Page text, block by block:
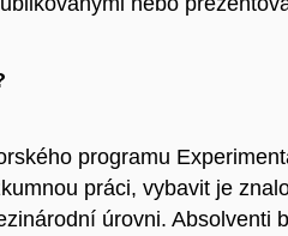
programu
práci, vybavit je
úrovni.